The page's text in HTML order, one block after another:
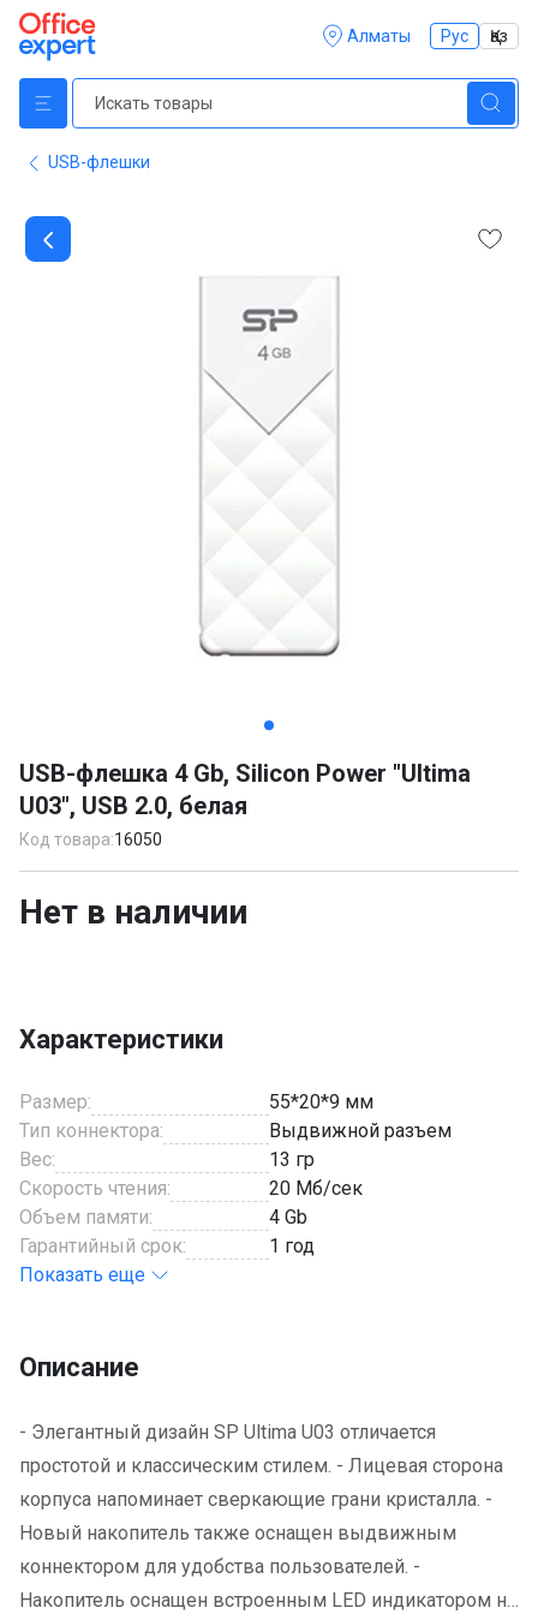
Алматы Рус Қаз
USB-флешки
of
3
USB-флешка 4 Gb, Silicon Power "Ultima
U03", USB 2.0, белая
Код товара:16050
Нет в наличии
Характеристики
Размер:
55*20*9 мм
Тип коннектора:
Выдвижной разъем
Вес:
13 гр
Скорость чтения:
20 Мб/сек
Объем памяти:
4 Gb
Гарантийный срок:
1 год
Показать еще
Описание
- Элегантный дизайн SP Ultima U03 отличается
простотой и классическим стилем. - Лицевая сторона
корпуса напоминает сверкающие грани кристалла. -
Новый накопитель также оснащен выдвижным
коннектором для удобства пользователей. -
Накопитель оснащен встроенным LED индикатором на